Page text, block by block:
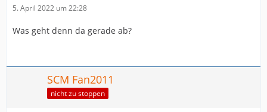
5. April 2022 um 22:28
Was geht denn da gerade ab?
SCM Fan2011
nicht zu stoppen